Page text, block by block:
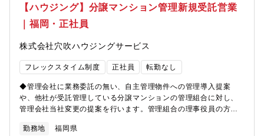
えています。◆残業についてほぼありません。ある場合は、月平
均5時間程度です。夜間緊急対応の出動があった場合は対応時間分
加算されます。◆働きやすさについて実際に子育てをしながら働
く社員もおり、子育てのために休みを取りたい場合も、相談しや
すく、有給も積極的に取得できる環境です。風通しもよく、フォ
ロー体制をしっかり整えているので、安心して働けます。
はもちろんのこと、自身の社会的意義を実感できるのも魅力の1つ
です。官公庁からの業務を請け負っているため、全業務に関する
官公庁との交渉も行います。ご自宅に電話を持ち帰り夜間の緊急
当社管理物件に水漏れや火災サイレンの鳴りっぱなしといった緊
急要件が発生した際に、まずは24時間対応のヘルプデスクにて1次
対応を行います。ヘルプデスクで対応できなかった案件の場合、
電話にて対応いただくか、現地を訪問しご対応いただきます。な
お、当番時の対応件数は月1件程度です。（台風や大雪などの場合
は全員で待機することになります）中途入社社員が多数活躍中で
す！
【ハウジング】分譲マンション管理新規受託営業
｜福岡・正社員
株式会社穴吹ハウジングサービス
フレックスタイム制度 正社員 転勤なし
◆管理会社に業務委託の無い、自主管理物件への管理導入提案
や、他社が受託管理している分譲マンションの管理組合に対し、
管理会社当社変更の提案を行います。管理組合の理事役員の方と
トを訴求していきます。◎総会への出席、マンションに出入りす
勤務地 福岡県